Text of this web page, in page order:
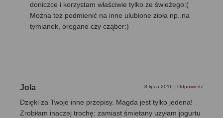
doniczce i korzystam właściwie tylko ze świeżego:(
Można też podmienić na inne ulubione zioła np. na
tymianek, oregano czy cząber:)
Jola 8 lipca 2016 | Odpowiedz
Dzięki za Twoje inne przepisy. Magda jest tylko jedena!
Zrobiłam inaczej trochę: zamiast śmietany użyłam jogurtu